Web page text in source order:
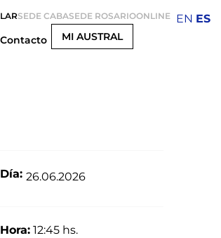
SEDE CABASEDE ROSARIOONLINE
Contacto MI AUSTRAL
Día: 26.06.2026
Hora: 12:45 hs.
EN ES